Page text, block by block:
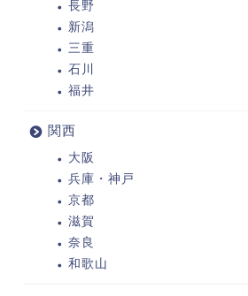
長野
新潟
三重
石川
福井
関西
大阪
兵庫・神戸
京都
滋賀
奈良
和歌山